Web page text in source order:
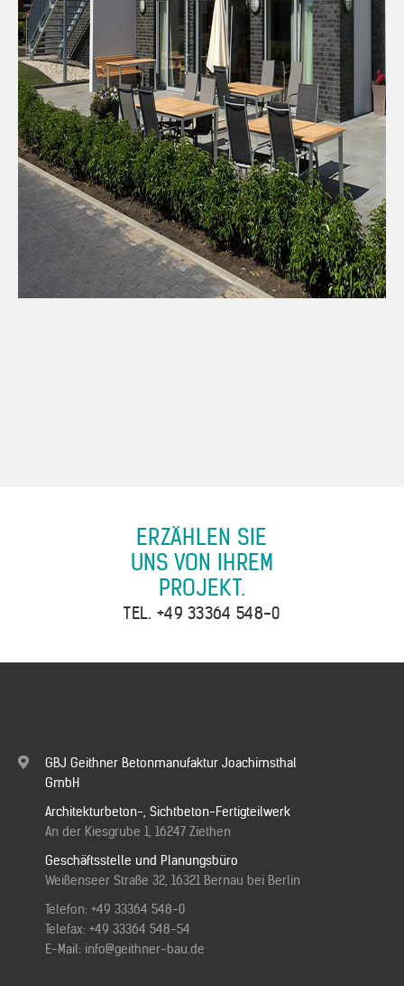
ERZÄHLEN SIE
UNS VON IHREM
PROJEKT.
TEL. +49 33364 548-0
GBJ Geithner Betonmanufaktur Joachimsthal
GmbH
Architekturbeton-, Sichtbeton-Fertigteilwerk
An der Kiesgrube 1, 16247 Ziethen
Geschäftsstelle und Planungsbüro
Weißenseer Straße 32, 16321 Bernau bei Berlin
Telefon: +49 33364 548-0
Telefax: +49 33364 548-54
E-Mail: info@geithner-bau.de